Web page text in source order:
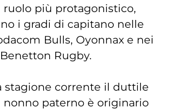
ruolo più protagonistico,
i gradi di capitano nelle
Bulls, Oyonnax e nei
Rugby.
stagione corrente il duttile
paterno è originario